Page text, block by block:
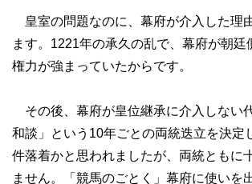
皇室の問題なのに、幕府が介入した理
ます。1221年の承久の乱で、幕府が朝廷
権力が強まっていたからです。
その後、幕府が皇位継承に介入しない
和談」という10年ごとの両統迭立を決定
件落着かと思われましたが、両統ともに
ません。「競馬のごとく」幕府に使いを